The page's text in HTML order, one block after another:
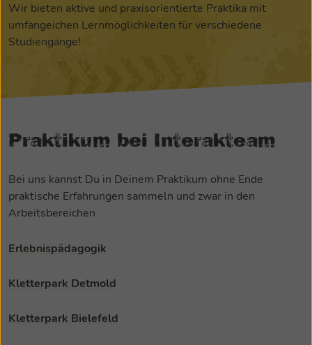
Wir bieten aktive und praxisorientierte Praktika mit
umfangeichen Lernmöglichkeiten für verschiedene
Studiengänge!
Praktikum bei Interakteam
Bei uns kannst Du in Deinem Praktikum ohne Ende
praktische Erfahrungen sammeln und zwar in den
Arbeitsbereichen
Erlebnispädagogik
Kletterpark Detmold
Kletterpark Bielefeld